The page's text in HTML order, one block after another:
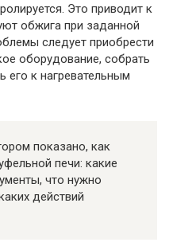
Это приводит к
обжига при заданной
следует приобрести
оборудование, собрать
его к нагревательным
показано, как
печи: какие
что нужно
действий